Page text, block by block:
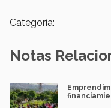
Categoría:
Notas